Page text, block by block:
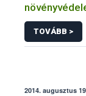
rendelkező
TOVÁBB >
2014. augusztus